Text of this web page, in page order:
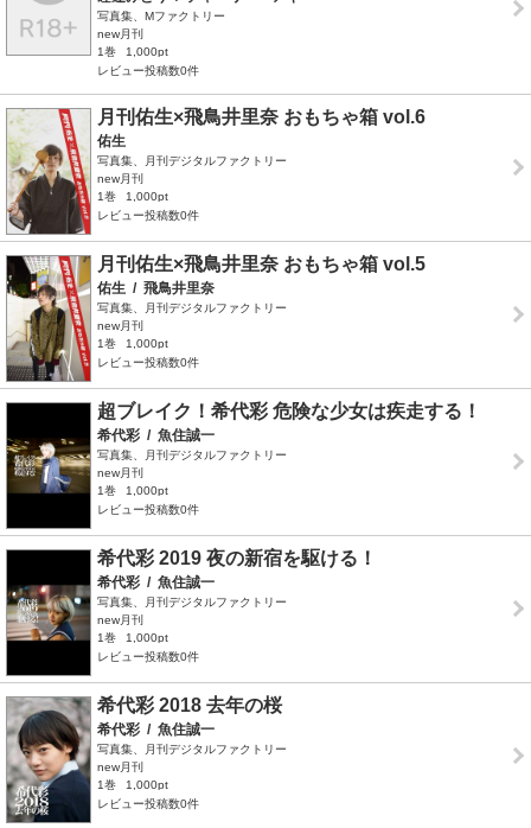
写真集、Mファクトリー
new月刊
1巻
1,000pt
レビュー投稿数0件
月刊佑生×飛鳥井里奈 おもちゃ箱 vol.6
佑生
写真集、月刊デジタルファクトリー
new月刊
1巻
1,000pt
レビュー投稿数0件
月刊佑生×飛鳥井里奈 おもちゃ箱 vol.5
佑生 / 飛鳥井里奈
写真集、月刊デジタルファクトリー
new月刊
1巻
1,000pt
レビュー投稿数0件
超ブレイク！希代彩 危険な少女は疾走する！
希代彩 / 魚住誠一
写真集、月刊デジタルファクトリー
new月刊
1巻
1,000pt
レビュー投稿数0件
希代彩 2019 夜の新宿を駆ける！
希代彩 / 魚住誠一
写真集、月刊デジタルファクトリー
new月刊
1巻
1,000pt
レビュー投稿数0件
希代彩 2018 去年の桜
希代彩 / 魚住誠一
写真集、月刊デジタルファクトリー
new月刊
1巻
1,000pt
レビュー投稿数0件